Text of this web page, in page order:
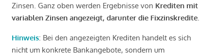
Zinsen. Ganz oben werden Ergebnisse von Krediten mit
variablen Zinsen angezeigt, darunter die Fixzinskredite
Hinweis: Bei den angezeigten Krediten handelt es sich
nicht um konkrete Bankangebote, sondern um